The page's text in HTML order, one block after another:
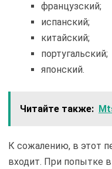
французский;
испанский;
китайский;
португальский;
японский.
Читайте также:
К сожалению, в этот
входит. При попытке